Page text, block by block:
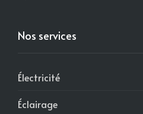
Nos services
Électricité
Éclairage